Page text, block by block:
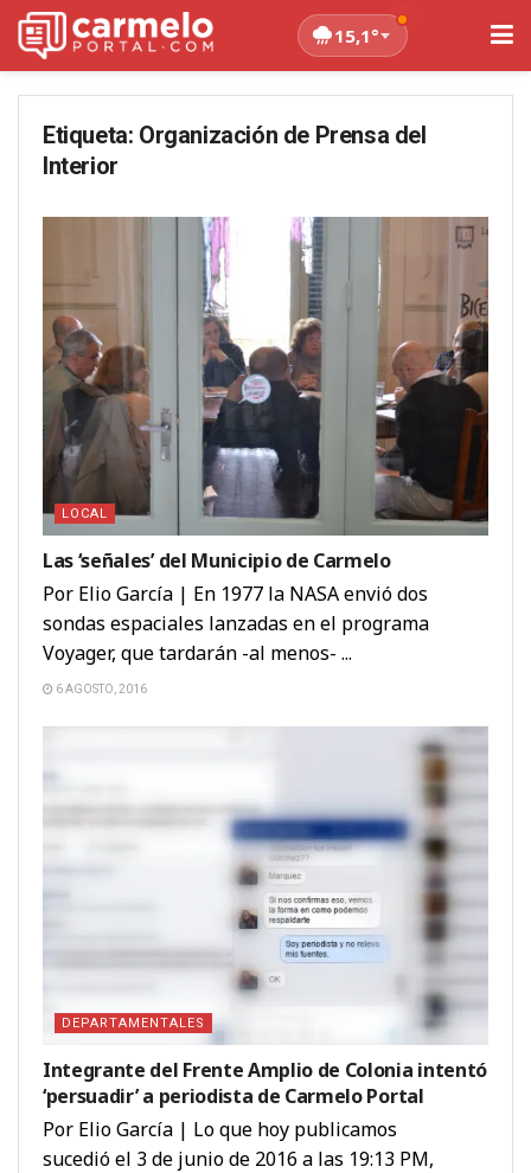
15,1°
Etiqueta: Organización de Prensa del
Interior
LOCAL
Las ‘señales’ del Municipio de Carmelo
Por Elio García | En 1977 la NASA envió dos
sondas espaciales lanzadas en el programa
Voyager, que tardarán -al menos- ...
6 AGOSTO, 2016
DEPARTAMENTALES
Integrante del Frente Amplio de Colonia intentó
‘persuadir’ a periodista de Carmelo Portal
Por Elio García | Lo que hoy publicamos
sucedió el 3 de junio de 2016 a las 19:13 PM,